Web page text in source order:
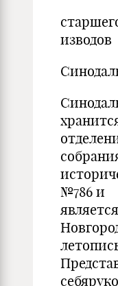
изводов
№786 и